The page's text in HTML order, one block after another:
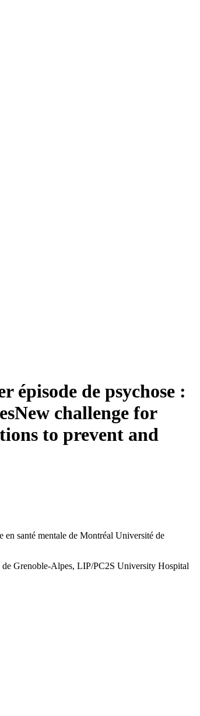
épisode de psychose :
New challenge for
to prevent and
santé mentale de Montréal Université de
Grenoble-Alpes, LIP/PC2S University Hospital